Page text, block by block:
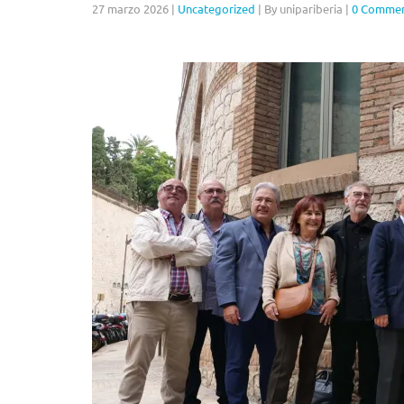
27 marzo 2026 | Uncategorized | By unipariberia | 0